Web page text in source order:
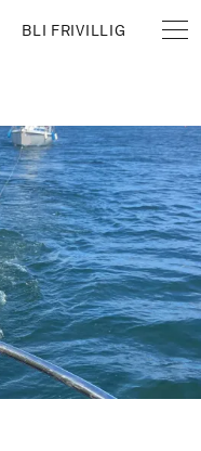
BLI FRIVILLIG